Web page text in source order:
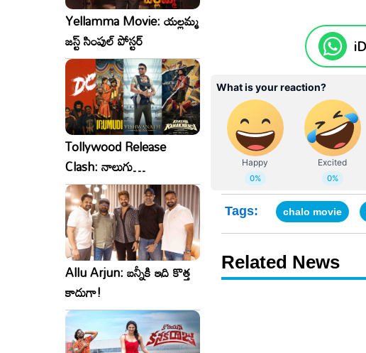
Yellamma Movie: యల్లమ్మ
జస్ట్ సింపుల్ పోస్టర్
Tollywood Release
Clash: నాలుగు
సినిమాలు..ఒకేసారి..ఎందుకో?
Allu Arjun: బన్నీకి ఇది కొత్త
కాదుగా!
Tags: chalo movie
Related News